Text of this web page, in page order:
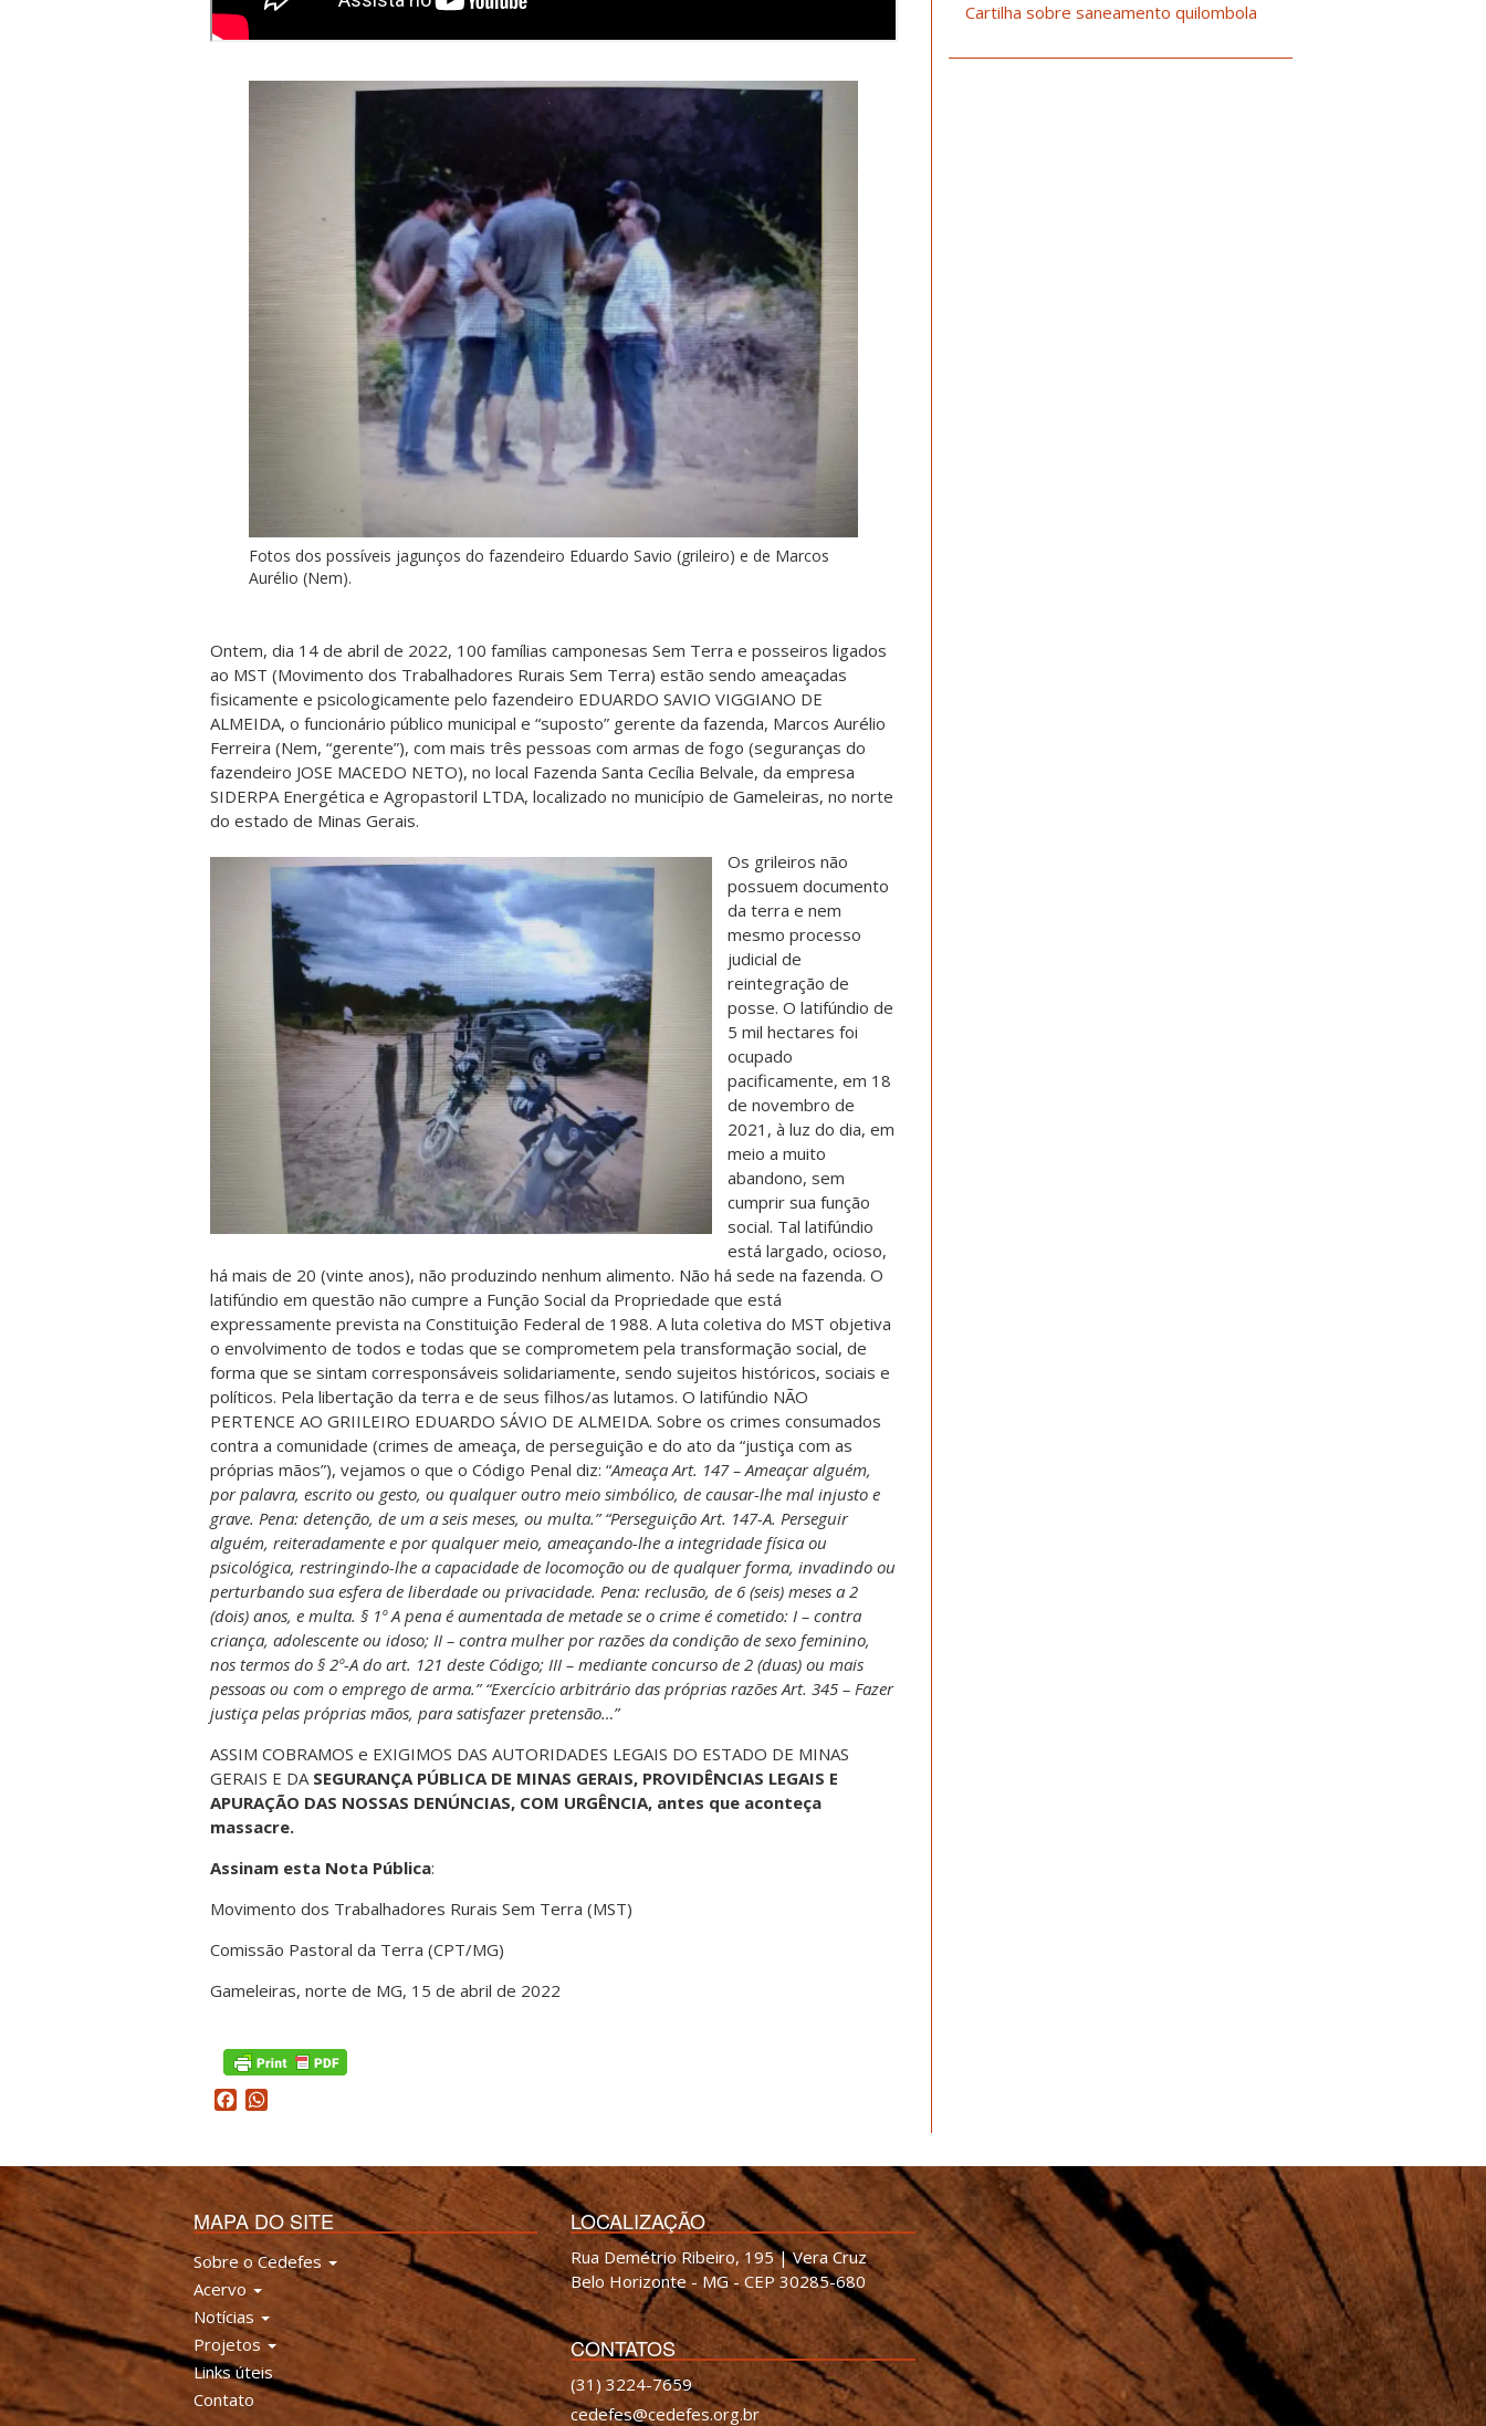
Fotos dos possíveis jagunços do fazendeiro Eduardo Savio (grileiro) e de Marcos
Aurélio (Nem).
Ontem, dia 14 de abril de 2022, 100 famílias camponesas Sem Terra e posseiros ligados
ao MST (Movimento dos Trabalhadores Rurais Sem Terra) estão sendo ameaçadas
fisicamente e psicologicamente pelo fazendeiro EDUARDO SAVIO VIGGIANO DE
ALMEIDA, o funcionário público municipal e “suposto” gerente da fazenda, Marcos Aurélio
Ferreira (Nem, “gerente”), com mais três pessoas com armas de fogo (seguranças do
fazendeiro JOSE MACEDO NETO), no local Fazenda Santa Cecília Belvale, da empresa
SIDERPA Energética e Agropastoril LTDA, localizado no município de Gameleiras, no norte
do estado de Minas Gerais.
Os grileiros não
possuem documento
da terra e nem
mesmo processo
judicial de
reintegração de
posse. O latifúndio de
5 mil hectares foi
ocupado
pacificamente, em 18
de novembro de
2021, à luz do dia, em
meio a muito
abandono, sem
cumprir sua função
social. Tal latifúndio
está largado, ocioso,
há mais de 20 (vinte anos), não produzindo nenhum alimento. Não há sede na fazenda. O
latifúndio em questão não cumpre a Função Social da Propriedade que está
expressamente prevista na Constituição Federal de 1988. A luta coletiva do MST objetiva
o envolvimento de todos e todas que se comprometem pela transformação social, de
forma que se sintam corresponsáveis solidariamente, sendo sujeitos históricos, sociais e
políticos. Pela libertação da terra e de seus filhos/as lutamos. O latifúndio NÃO
PERTENCE AO GRIILEIRO EDUARDO SÁVIO DE ALMEIDA. Sobre os crimes consumados
contra a comunidade (crimes de ameaça, de perseguição e do ato da “justiça com as
próprias mãos”), vejamos o que o Código Penal diz: “Ameaça Art. 147 – Ameaçar alguém,
por palavra, escrito ou gesto, ou qualquer outro meio simbólico, de causar-lhe mal injusto e
grave. Pena: detenção, de um a seis meses, ou multa.” “Perseguição Art. 147-A. Perseguir
alguém, reiteradamente e por qualquer meio, ameaçando-lhe a integridade física ou
psicológica, restringindo-lhe a capacidade de locomoção ou de qualquer forma, invadindo ou
perturbando sua esfera de liberdade ou privacidade. Pena: reclusão, de 6 (seis) meses a 2
(dois) anos, e multa. § 1º A pena é aumentada de metade se o crime é cometido: I – contra
criança, adolescente ou idoso; II – contra mulher por razões da condição de sexo feminino,
nos termos do § 2º-A do art. 121 deste Código; III – mediante concurso de 2 (duas) ou mais
pessoas ou com o emprego de arma.” “Exercício arbitrário das próprias razões Art. 345 – Fazer
justiça pelas próprias mãos, para satisfazer pretensão…”
ASSIM COBRAMOS e EXIGIMOS DAS AUTORIDADES LEGAIS DO ESTADO DE MINAS
GERAIS E DA SEGURANÇA PÚBLICA DE MINAS GERAIS, PROVIDÊNCIAS LEGAIS E
APURAÇÃO DAS NOSSAS DENÚNCIAS, COM URGÊNCIA, antes que aconteça
massacre.
Assinam esta Nota Pública:
Movimento dos Trabalhadores Rurais Sem Terra (MST)
Comissão Pastoral da Terra (CPT/MG)
Gameleiras, norte de MG, 15 de abril de 2022
Facebook
Cartilha sobre saneamento quilombola
MAPA DO SITE
Sobre o Cedefes
Acervo
Notícias
Projetos
Links úteis
Contato
LOCALIZAÇÃO
Rua Demétrio Ribeiro, 195 | Vera Cruz
Belo Horizonte - MG - CEP 30285-680
CONTATOS
(31) 3224-7659
cedefes@cedefes.org.br